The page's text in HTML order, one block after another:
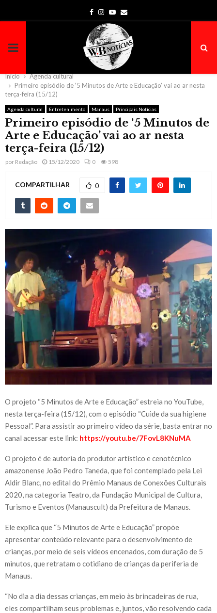
Facebook
Instagram
Youtube
Email
PRIMARY
MENU
Início
Agenda cultural
Primeiro episódio de ‘5 Minutos de Arte e Educação’ vai ao ar nesta
terça-feira (15/12)
Agenda cultural Entretenimento Manaus Principais Notícias
Primeiro episódio de ‘5 Minutos de
Arte e Educação’ vai ao ar nesta
terça-feira (15/12)
por Redação 15/12/2020 0 598
COMPARTILHAR 0
O projeto “5 Minutos de Arte e Educação” estreia no YouTube,
nesta terça-feira (15/12), com o episódio “Cuide da sua higiene
Pessoal”. Para assistir ao primeiro vídeo da série, basta entrar no
canal acessar este link: https://youtu.be/7FovL8KNuMA
O projeto é de autoria do produtor artístico e cenotécnico
amazonense João Pedro Taneda, que foi contemplado pela Lei
Aldir Blanc, no edital do Prêmio Manaus de Conexões Culturais
2020, na categoria Teatro, da Fundação Municipal de Cultura,
Turismo e Eventos (Manauscult) da Prefeitura de Manaus.
Ele explica que “5 Minutos de Arte e Educação” propõe
apresentar conteúdo relevante para o desenvolvimento de
crianças, por meio de seis vídeos encenados, com duração de 5
minutos, que retratam o cotidiano de crianças da periferia de
Manaus.
“No dia a dia dessas crianças, em meio às brincadeiras de rua,
eles compartilham seus problemas e, juntos, vão resolvendo cada